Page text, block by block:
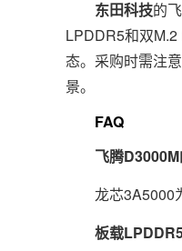
东田科技的
LPDDR5和双
态。采购时需注
景。
FAQ
飞腾
龙芯3A5000为
板载